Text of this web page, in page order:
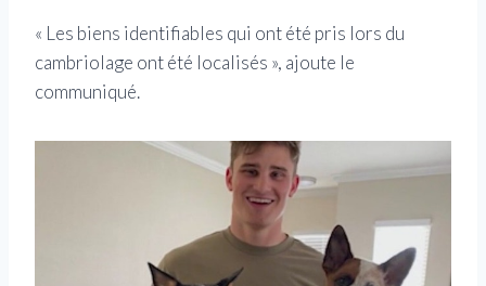
« Les biens identifiables qui ont été pris lors du
cambriolage ont été localisés », ajoute le
communiqué.